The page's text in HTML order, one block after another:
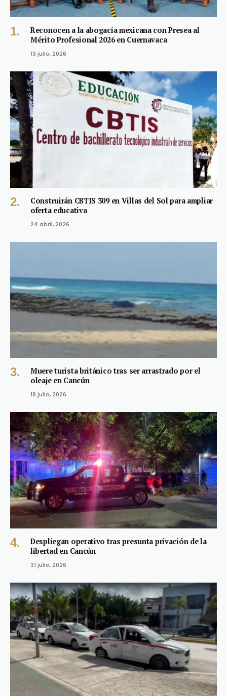
Reconocen a la abogacía mexicana con Presea al
Mérito Profesional 2026 en Cuernavaca
13 julio, 2026
Construirán CBTIS 309 en Villas del Sol para ampliar
oferta educativa
24 abril, 2026
Muere turista británico tras ser arrastrado por el
oleaje en Cancún
18 julio, 2026
Despliegan operativo tras presunta privación de la
libertad en Cancún
31 julio, 2026